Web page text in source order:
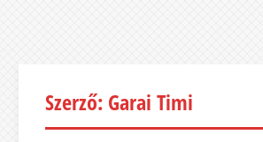
Szerző: Garai Timi